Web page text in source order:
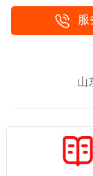
服
山